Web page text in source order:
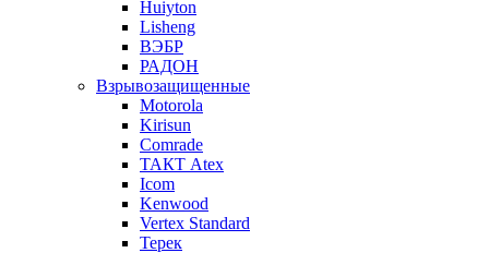
Huiyton
Lisheng
ВЭБР
РАДОН
Взрывозащищенные
Motorola
Kirisun
Comrade
ТАКТ Atex
Icom
Kenwood
Vertex Standard
Терек